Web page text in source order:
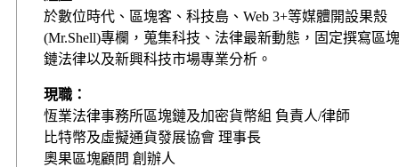
於數位時代、區塊客、科技島、Web 3+等媒體開設果殼
(Mr.Shell)專欄，蒐集科技、法律最新動態，固定撰寫區塊
鏈法律以及新興科技市場專業分析。
現職：
恆業法律事務所區塊鏈及加密貨幣組 負責人/律師
比特幣及虛擬通貨發展協會 理事長
奧果區塊顧問 創辦人